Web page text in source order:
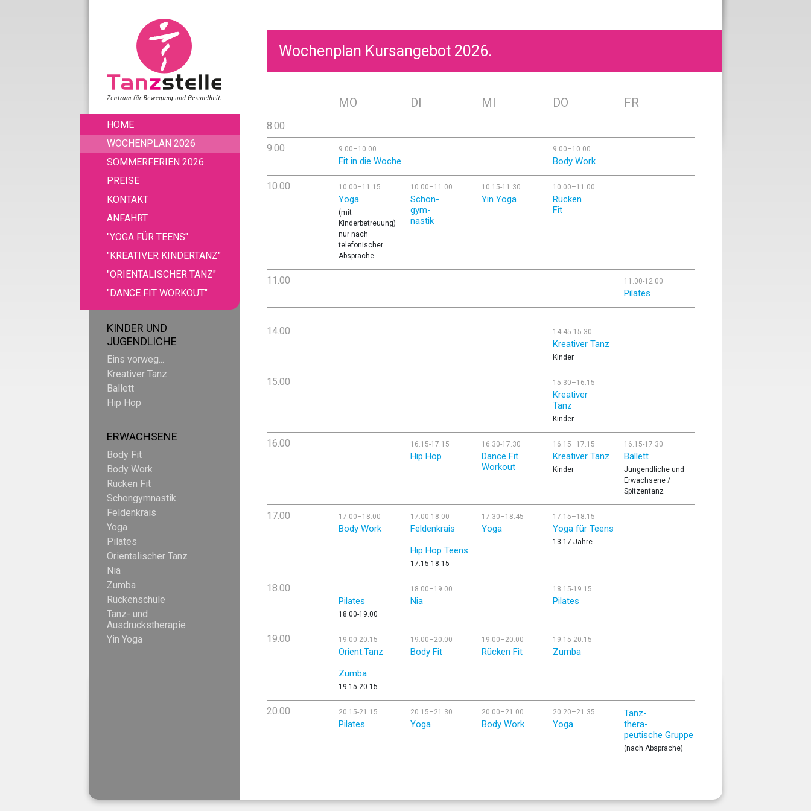
HOME
WOCHENPLAN 2026
SOMMERFERIEN 2026
PREISE
KONTAKT
ANFAHRT
"YOGA FÜR TEENS"
"KREATIVER KINDERTANZ"
"ORIENTALISCHER TANZ"
"DANCE FIT WORKOUT"
KINDER UND
JUGENDLICHE
Eins vorweg...
Kreativer Tanz
Ballett
Hip Hop
ERWACHSENE
Body Fit
Body Work
Rücken Fit
Schongymnastik
Feldenkrais
Yoga
Pilates
Orientalischer Tanz
Nia
Zumba
Rückenschule
Tanz- und
Ausdruckstherapie
Yin Yoga
Wochenplan Kursangebot 2026.
MO DI MI DO FR
8.00
9.00
9.00–10.00
Fit in die Woche
9.00–10.00
Body Work
10.00 10.00–11.15
Yoga
(mit
Kinderbetreuung)
nur nach
telefonischer
Absprache.
10.00–11.00
Schon-
gym-
nastik
10.15-11.30
Yin Yoga
10.00–11.00
Rücken
Fit
11.00 11.00-12.00
Pilates
14.00 14.45-15.30
Kreativer Tanz
Kinder
15.00 15.30–16.15
Kreativer
Tanz
Kinder
16.00 16.15-17.15
Hip Hop
16.30-17.30
Dance Fit
Workout
16.15–17.15
Kreativer Tanz
Kinder
16.15-17.30
Ballett
Jungendliche und
Erwachsene /
Spitzentanz
17.00 17.00–18.00
Body Work
17.00-18.00
Feldenkrais
Hip Hop Teens
17.15-18.15
17.30–18.45
Yoga
17.15–18.15
Yoga für Teens
13-17 Jahre
18.00
Pilates
18.00-19.00
18.00–19.00
Nia
18.15-19.15
Pilates
19.00 19.00-20.15
Orient.Tanz
Zumba
19.15-20.15
19.00–20.00
Body Fit
19.00–20.00
Rücken Fit
19.15-20.15
Zumba
20.00 20.15-21.15
Pilates
20.15–21.30
Yoga
20.00–21.00
Body Work
20.20–21.35
Yoga
Tanz-
thera-
peutische Gruppe
(nach Absprache)